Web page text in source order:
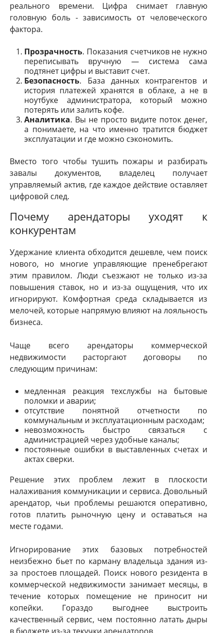
реального времени. Цифра снимает главную
головную боль - зависимость от человеческого
фактора.
Прозрачность. Показания счетчиков не нужно
переписывать вручную — система сама
подтянет цифры и выставит счет.
Безопасность. База данных контрагентов и
история платежей хранятся в облаке, а не в
ноутбуке администратора, который можно
потерять или залить кофе.
Аналитика. Вы не просто видите поток денег,
а понимаете, на что именно тратится бюджет
эксплуатации и где можно сэкономить.
Вместо того чтобы тушить пожары и разбирать
завалы документов, владелец получает
управляемый актив, где каждое действие оставляет
цифровой след.
Почему арендаторы уходят к
конкурентам
Удержание клиента обходится дешевле, чем поиск
нового, но многие управляющие пренебрегают
этим правилом. Люди съезжают не только из-за
повышения ставок, но и из-за ощущения, что их
игнорируют. Комфортная среда складывается из
мелочей, которые напрямую влияют на лояльность
бизнеса.
Чаще всего арендаторы коммерческой
недвижимости расторгают договоры по
следующим причинам:
медленная реакция техслужбы на бытовые
поломки и аварии;
отсутствие понятной отчетности по
коммунальным и эксплуатационным расходам;
невозможность быстро связаться с
администрацией через удобные каналы;
постоянные ошибки в выставленных счетах и
актах сверки.
Решение этих проблем лежит в плоскости
налаживания коммуникации и сервиса. Довольный
арендатор, чьи проблемы решаются оперативно,
готов платить рыночную цену и оставаться на
месте годами.
Игнорирование этих базовых потребностей
неизбежно бьет по карману владельца здания из-
за простоев площадей. Поиск нового резидента в
коммерческой недвижимости занимает месяцы, в
течение которых помещение не приносит ни
копейки. Гораздо выгоднее выстроить
качественный сервис, чем постоянно латать дыры